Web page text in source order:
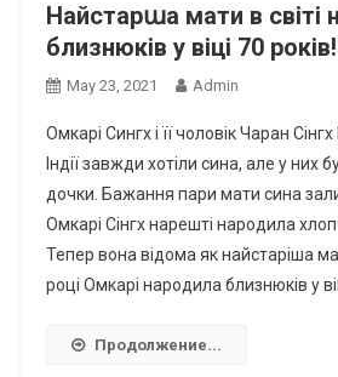
Найстарաа мати в світі
близнюків у віці 70
May 23, 2021 Admin
Омкарі Сингх і її чоловік Чаран
Індії завжди хотіли сина, але у них
дочки. Бажання пари мати сина
Омкарі Сінгх нарешті народила
Тепер вона відома як найстаріша
році Омкарі народила близнюків у
Продолжение...